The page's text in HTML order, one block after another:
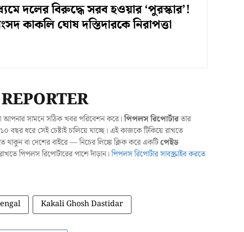
দলের বিরুদ্ধে সরব হওয়ার ‘পুরস্কার’!
কাকলি ঘোষ দস্তিদারকে নিরাপত্তা
আপনার সামনে সঠিক খবর পরিবেশন করে।পিপলস রিপোর্টারতার
ধরে সেই চেষ্টাই চালিয়ে যাচ্ছে। এই কাজকে টিকিয়ে রাখতে
বা দেশের বাইরে — নিচের লিঙ্কে ক্লিক করে একটিপেইড
পিপলস রিপোর্টারের পাশে দাঁড়ান।পিপলস রিপোর্টার সাবস্ক্রাইব করতে
Kakali Ghosh Dastidar